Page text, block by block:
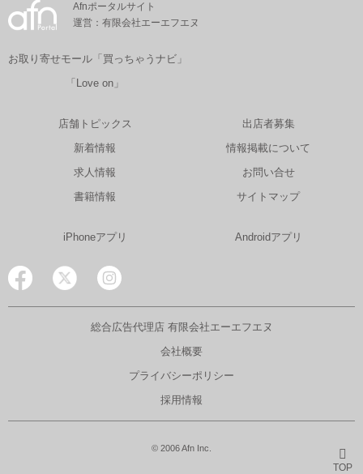
TOP
Afnポータルサイト
運営：有限会社エーエフエヌ
お取り寄せモール「買っちゃうナビ」
「Love on」
店舗トピックス
新着情報
求人情報
書籍情報
出店者募集
情報掲載について
お問い合せ
サイトマップ
iPhoneアプリ Androidアプリ
総合広告代理店 有限会社エーエフエヌ
会社概要
プライバシーポリシー
採用情報
© 2006 Afn Inc.